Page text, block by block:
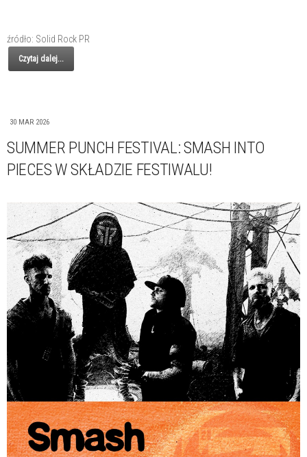
źródło: Solid Rock PR
Czytaj dalej...
30 MAR 2026
SUMMER PUNCH FESTIVAL: SMASH INTO
PIECES W SKŁADZIE FESTIWALU!